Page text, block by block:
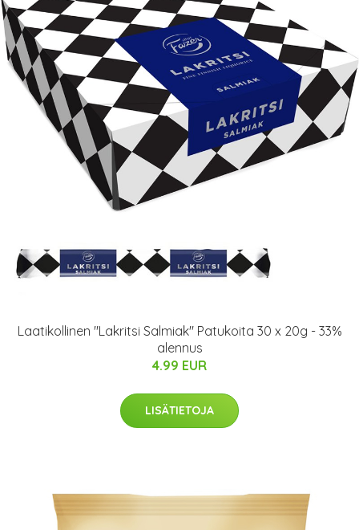
Laatikollinen "Lakritsi Salmiak" Patukoita 30 x 20g - 33%
alennus
4.99 EUR
LISÄTIETOJA